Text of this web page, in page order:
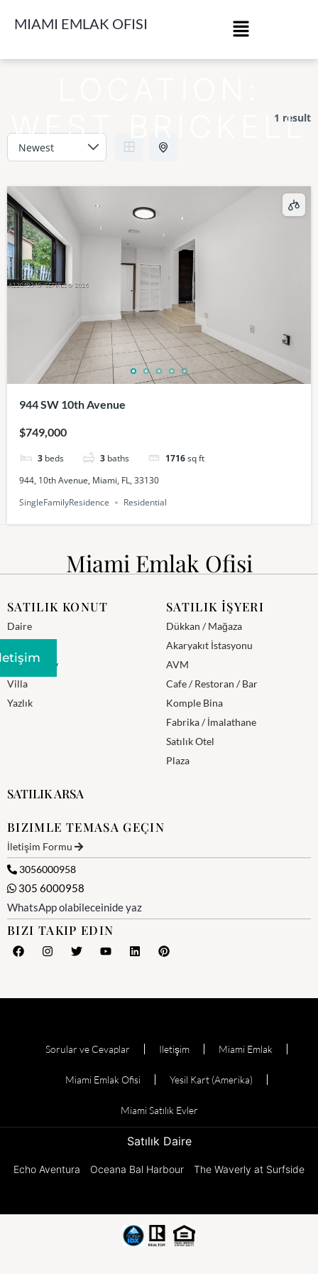
MIAMI EMLAK OFISI
WEST BRICKELL
1 result
944 SW 10th Avenue
$749,000
3 beds 3 baths 1716sq ft
944, 10th Avenue, Miami, FL, 33130
SingleFamilyResidence
Residential
Miami Emlak Ofisi
SATILIK KONUT
Daire
Mustakil Ev
Villa
Yazlık
SATILIK İŞYERI
Dükkan / Mağaza
Akaryakıt İstasyonu
AVM
Cafe / Restoran / Bar
Komple Bina
Fabrika / İmalathane
Satılık Otel
Plaza
SATILIK ARSA
BIZIMLE TEMASA GEÇIN
İletişim Formu
3056000958
305 6000958
WhatsApp olabileceinide yaz
BIZI TAKIP EDIN
Sorular ve Cevaplar Iletişim Miami Emlak
Miami Emlak Ofisi Yesil Kart (Amerika)
Miami Satılık Evler
Satılık Daire
Echo Aventura Oceana Bal Harbour The Waverly at Surfside